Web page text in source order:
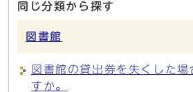
同じ分類から探す
図書館
図書館の貸出券を失くした場
すか。